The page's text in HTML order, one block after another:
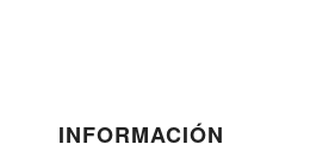
INFORMACIÓN